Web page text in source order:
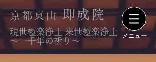
京都東山即成院
現世極楽浄土 来世極楽浄土
〜一千年の祈り〜
メニュー